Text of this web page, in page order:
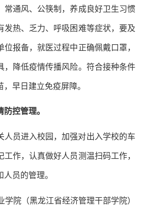
常通风、公筷制，养成良好卫生习惯
发热、乏力、呼吸困难等症状，要及
位报备，就医过程中正确佩戴口罩，
，降低疫情传播风险。符合接种条件
早日建立免疫屏障。
控管理。
人员进入校园，加强对出入学校的车
作，认真做好人员测温扫码工作，
员的管理。
学院（黑龙江省经济管理干部学院）